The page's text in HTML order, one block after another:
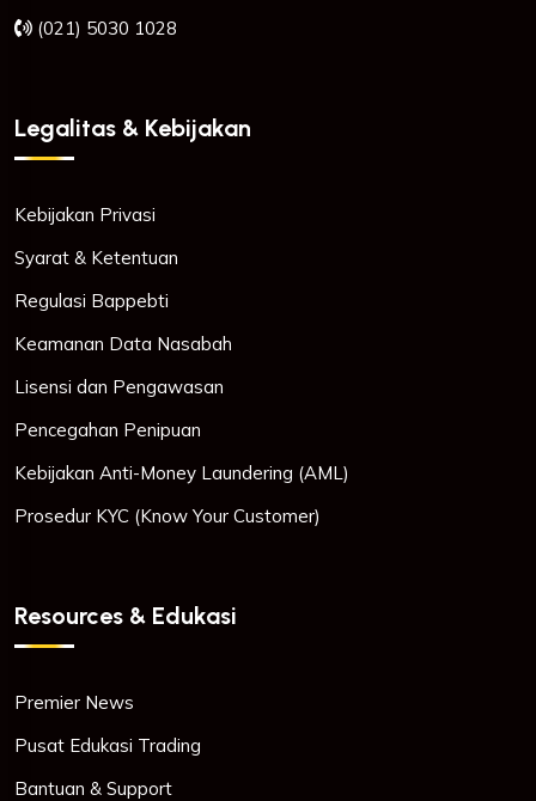
(021) 5030 1028
Legalitas & Kebijakan
Kebijakan Privasi
Syarat & Ketentuan
Regulasi Bappebti
Keamanan Data Nasabah
Lisensi dan Pengawasan
Pencegahan Penipuan
Kebijakan Anti-Money Laundering (AML)
Prosedur KYC (Know Your Customer)
Resources & Edukasi
Premier News
Pusat Edukasi Trading
Bantuan & Support